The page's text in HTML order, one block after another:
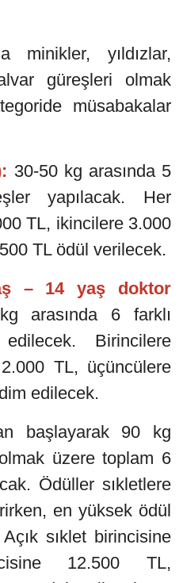
minikler, yıldızlar,
güreşleri olmak
müsabakalar
30-50 kg arasında 5
yapılacak. Her
TL, ikincilere 3.000
TL ödül verilecek.
– 14 yaş doktor
arasında 6 farklı
Birincilere
TL, üçüncülere
edilecek.
başlayarak 90 kg
üzere toplam 6
Ödüller sıkletlere
en yüksek ödül
sıklet birincisine
12.500 TL,